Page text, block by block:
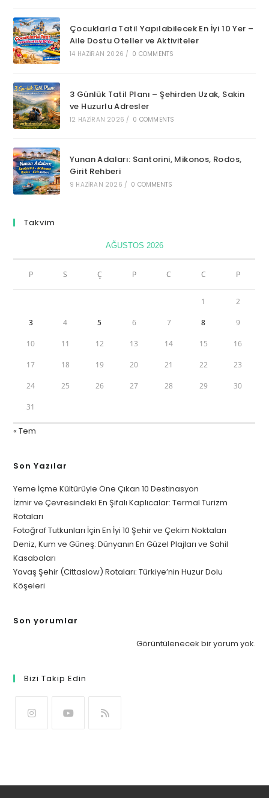
Çocuklarla Tatil Yapılabilecek En İyi 10 Yer –
Aile Dostu Oteller ve Aktiviteler
14 HAZIRAN 2026 / 0 COMMENTS
3 Günlük Tatil Planı – Şehirden Uzak, Sakin
ve Huzurlu Adresler
12 HAZIRAN 2026 / 0 COMMENTS
Yunan Adaları: Santorini, Mikonos, Rodos,
Girit Rehberi
9 HAZIRAN 2026 / 0 COMMENTS
Takvim
AĞUSTOS 2026
P S Ç P C C P
1 2
3 4 5 6 7 8 9
10 11 12 13 14 15 16
17 18 19 20 21 22 23
24 25 26 27 28 29 30
31
« Tem
Son Yazılar
Yeme İçme Kültürüyle Öne Çıkan 10 Destinasyon
İzmir ve Çevresindeki En Şifalı Kaplıcalar: Termal Turizm
Rotaları
Fotoğraf Tutkunları İçin En İyi 10 Şehir ve Çekim Noktaları
Deniz, Kum ve Güneş: Dünyanın En Güzel Plajları ve Sahil
Kasabaları
Yavaş Şehir (Cittaslow) Rotaları: Türkiye’nin Huzur Dolu
Köşeleri
Son yorumlar
Görüntülenecek bir yorum yok.
Bizi Takip Edin